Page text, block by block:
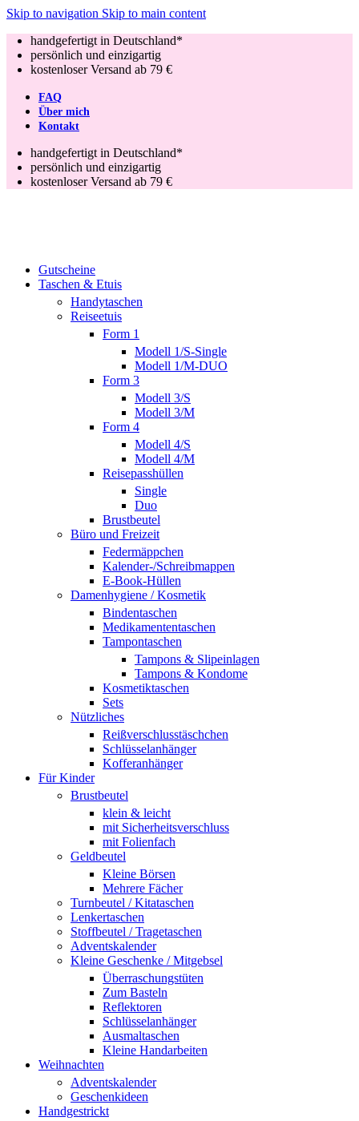
Skip to navigation Skip to main content
handgefertigt in Deutschland*
persönlich und einzigartig
kostenloser Versand ab 79 €
FAQ
Über mich
Kontakt
handgefertigt in Deutschland*
persönlich und einzigartig
kostenloser Versand ab 79 €
Gutscheine
Taschen & Etuis
Handytaschen
Reiseetuis
Form 1
Modell 1/S-Single
Modell 1/M-DUO
Form 3
Modell 3/S
Modell 3/M
Form 4
Modell 4/S
Modell 4/M
Reisepasshüllen
Single
Duo
Brustbeutel
Büro und Freizeit
Federmäppchen
Kalender-/Schreibmappen
E-Book-Hüllen
Damenhygiene / Kosmetik
Bindentaschen
Medikamententaschen
Tampontaschen
Tampons & Slipeinlagen
Tampons & Kondome
Kosmetiktaschen
Sets
Nützliches
Reißverschlusstäschchen
Schlüsselanhänger
Kofferanhänger
Für Kinder
Brustbeutel
klein & leicht
mit Sicherheitsverschluss
mit Folienfach
Geldbeutel
Kleine Börsen
Mehrere Fächer
Turnbeutel / Kitataschen
Lenkertaschen
Stoffbeutel / Tragetaschen
Adventskalender
Kleine Geschenke / Mitgebsel
Überraschungstüten
Zum Basteln
Reflektoren
Schlüsselanhänger
Ausmaltaschen
Kleine Handarbeiten
Weihnachten
Adventskalender
Geschenkideen
Handgestrickt